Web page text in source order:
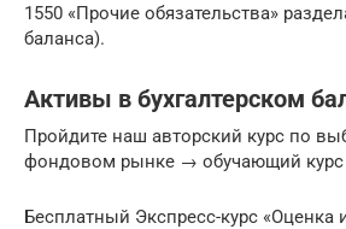
1550 «Прочие обязательства»
баланса).
Активы в бухгалтерском
Пройдите наш авторский курс по
фондовом рынке → обучающий курс
Бесплатный Экспресс-курс «Оценка